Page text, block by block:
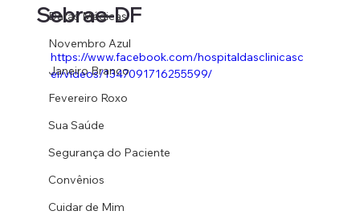
Datas Médicas
Novembro Azul
Janeiro Branco
Fevereiro Roxo
Sua Saúde
Segurança do Paciente
Convênios
Cuidar de Mim
Sebrae-DF
https://www.facebook.com/hospitaldasclinicasc
ei/videos/1347091716255599/